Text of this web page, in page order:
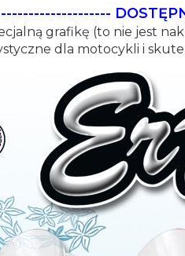
grafikę (to nie jest
dla motocykli i